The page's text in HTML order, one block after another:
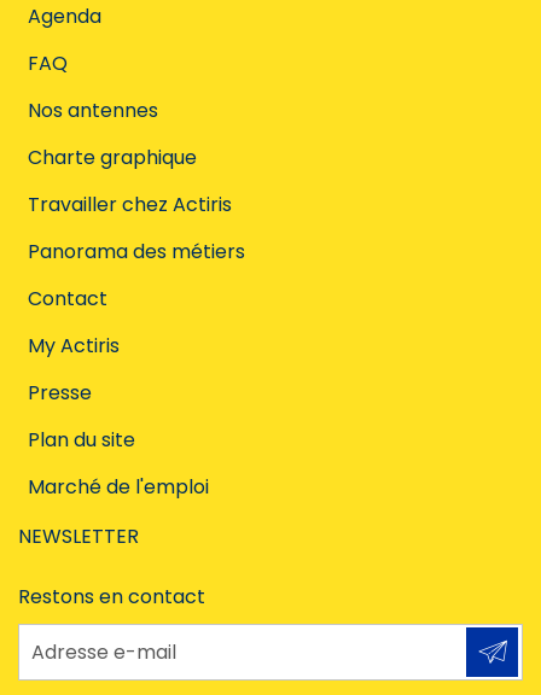
Agenda
FAQ
Nos antennes
Charte graphique
Travailler chez Actiris
Panorama des métiers
Contact
My Actiris
Presse
Plan du site
Marché de l'emploi
NEWSLETTER
Restons en contact
Adresse e-mail